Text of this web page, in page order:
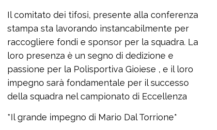
Il comitato dei tifosi, presente alla conferenza
stampa sta lavorando instancabilmente per
raccogliere fondi e sponsor per la squadra. La
loro presenza è un segno di dedizione e
passione per la Polisportiva Gioiese , e il loro
impegno sarà fondamentale per il successo
della squadra nel campionato di Eccellenza
*Il grande impegno di Mario Dal Torrione*